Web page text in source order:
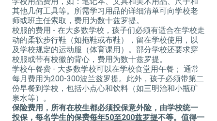
其他几何工具等。所需学习用品的详细清单可向学校老
师或班主任索取，费用为数十兹罗提。
校服的费用 - 在大多数学校，孩子们必须有适合在学校走
动的柔软步行鞋（如拖鞋或布鞋），留在学校使用，以
及学校规定的运动服（体育课用）。部分学校还要求穿
校服或带有校徽的背心，费用为数十兹罗提。
学校午餐费 - 大多数学校可以在学校食堂用午餐； 通常
每月费用为200-300波兰兹罗提。此外，孩子必须带第二
份早餐到学校，包括小点心和饮料（如三明治和小瓶矿
泉水等）。
保险费用，所有在校生都必须投保意外险，由学校统一
投保，每名学生的保费每年50至200兹罗提不等。值得一